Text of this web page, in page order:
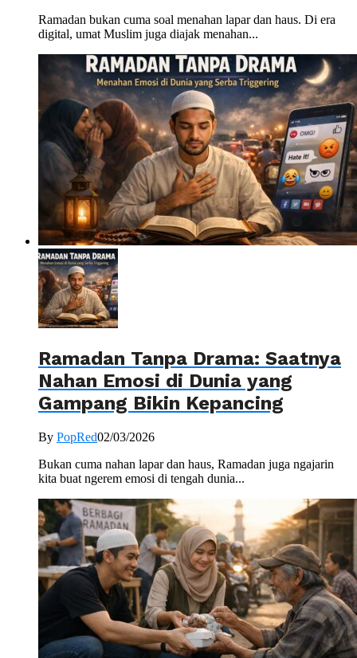
Ramadan bukan cuma soal menahan lapar dan haus. Di era
digital, umat Muslim juga diajak menahan...
Ramadan Tanpa Drama: Saatnya
Nahan Emosi di Dunia yang
Gampang Bikin Kepancing
By PopRed02/03/2026
Bukan cuma nahan lapar dan haus, Ramadan juga ngajarin
kita buat ngerem emosi di tengah dunia...